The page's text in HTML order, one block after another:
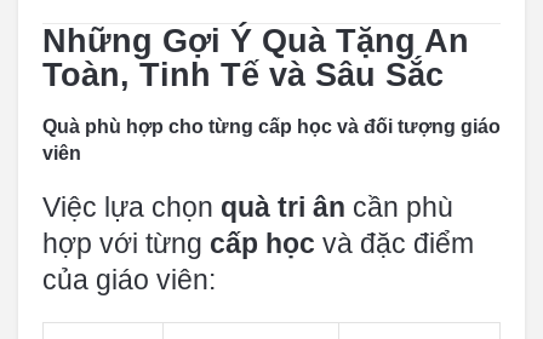
Những Gợi Ý Quà Tặng An
Toàn, Tinh Tế và Sâu Sắc
Quà phù hợp cho từng cấp học và đối tượng giáo
viên
Việc lựa chọn quà tri ân cần phù
hợp với từng cấp học và đặc điểm
của giáo viên: